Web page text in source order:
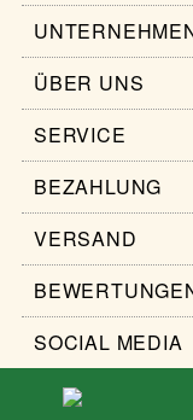
ÜBER UNS
SERVICE
BEZAHLUNG
VERSAND
SOCIAL MEDIA